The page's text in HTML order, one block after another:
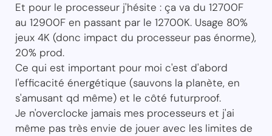
Et pour le processeur j'hésite : ça va du 12700F
au 12900F en passant par le 12700K. Usage 80%
jeux 4K (donc impact du processeur pas énorme),
20% prod.
Ce qui est important pour moi c'est d'abord
l'efficacité énergétique (sauvons la planète, en
s'amusant qd même) et le côté futurproof.
Je n'overclocke jamais mes processeurs et j'ai
même pas très envie de jouer avec les limites de